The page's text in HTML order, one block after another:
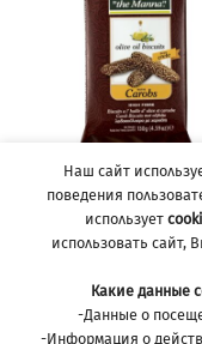
ПЕЧЕНЬЕ С
МАСЛОМ И КЭРОБОМ,
130Г
Наш сайт
поведения
использует
использовать сайт,
Какие данные
-Данные о
-Информация о